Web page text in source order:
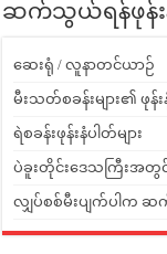
ဆက်သွယ်ရန်ဖုန်းနံ
ဆေးရုံ / လူနာတင်ယာဉ်
မီးသတ်စခန်းများ၏ ဖုန်း
ရဲစခန်းဖုန်းနံပါတ်များ
ပဲခူးတိုင်းဒေသကြီးအတွင်
လျှပ်စစ်မီးပျက်ပါက ဆ